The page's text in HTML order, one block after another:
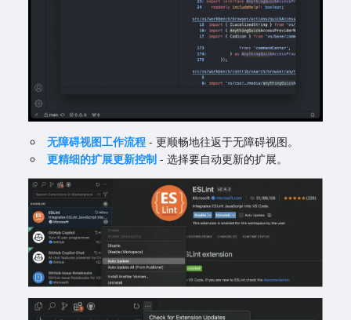
无障碍视图工作流程 - 更顺畅地往返于无障碍视图。
更精细的扩展更新控制 - 选择要自动更新的扩展。